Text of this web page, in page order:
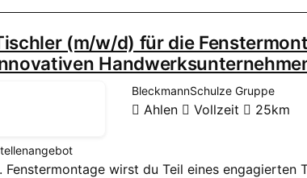
(m/w/d) für die
BleckmannSchulze Gruppe
Ahlen Vollzeit 25km
Fenstermontage wirst du Teil eines